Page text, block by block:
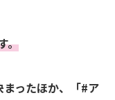
。
ったほか、「#ア